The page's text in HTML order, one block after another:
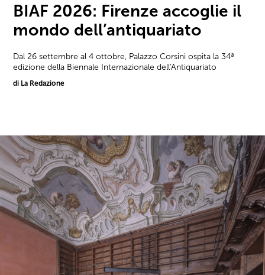
BIAF 2026: Firenze accoglie il
mondo dell’antiquariato
Dal 26 settembre al 4 ottobre, Palazzo Corsini ospita la 34ª
edizione della Biennale Internazionale dell'Antiquariato
di La Redazione